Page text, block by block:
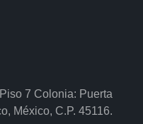
7 Colonia: Puerta
México, C.P. 45116.